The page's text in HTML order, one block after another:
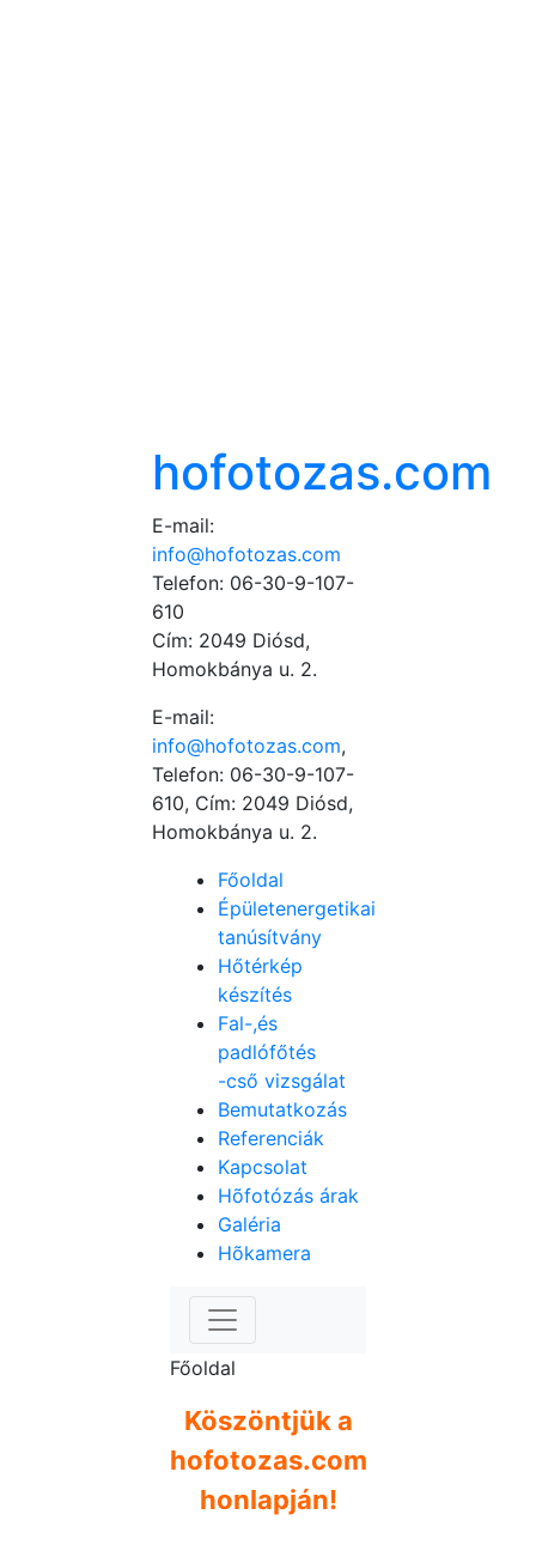
hofotozas.com
E-mail:
info@hofotozas.com
Telefon: 06-30-9-107-
610
Cím: 2049 Diósd,
Homokbánya u. 2.
E-mail:
info@hofotozas.com,
Telefon: 06-30-9-107-
610, Cím: 2049 Diósd,
Homokbánya u. 2.
Főoldal
Épületenergetikai
tanúsítvány
Hőtérkép
készítés
Fal-,és
padlófőtés
-cső vizsgálat
Bemutatkozás
Referenciák
Kapcsolat
Hõfotózás árak
Galéria
Hõkamera
Főoldal
Köszöntjük a
hofotozas.com
honlapján!